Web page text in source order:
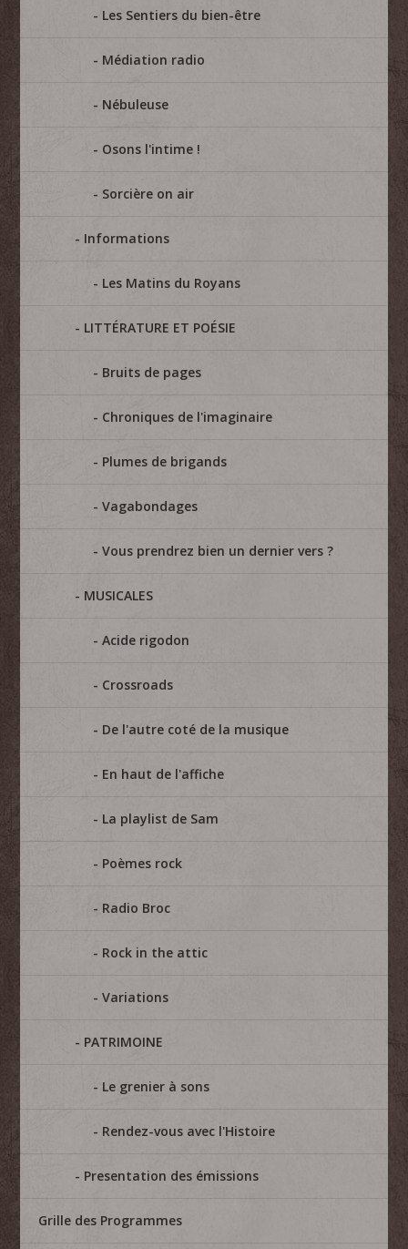
Les Sentiers du bien-être
Médiation radio
Nébuleuse
Osons l'intime !
Sorcière on air
Informations
Les Matins du Royans
LITTÉRATURE ET POÉSIE
Bruits de pages
Chroniques de l'imaginaire
Plumes de brigands
Vagabondages
Vous prendrez bien un dernier vers ?
MUSICALES
Acide rigodon
Crossroads
De l'autre coté de la musique
En haut de l'affiche
La playlist de Sam
Poèmes rock
Radio Broc
Rock in the attic
Variations
PATRIMOINE
Le grenier à sons
Rendez-vous avec l'Histoire
Presentation des émissions
Grille des Programmes